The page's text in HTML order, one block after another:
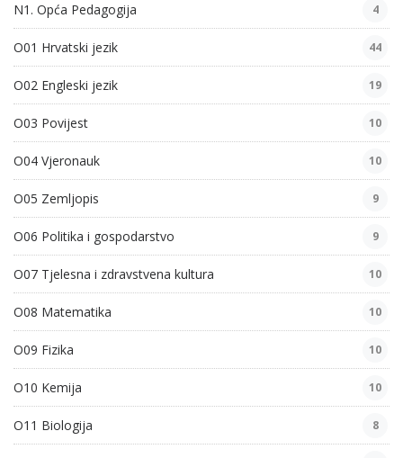
N1. Opća Pedagogija 4
O01 Hrvatski jezik 44
O02 Engleski jezik 19
O03 Povijest 10
O04 Vjeronauk 10
O05 Zemljopis 9
O06 Politika i gospodarstvo 9
O07 Tjelesna i zdravstvena kultura 10
O08 Matematika 10
O09 Fizika 10
O10 Kemija 10
O11 Biologija 8